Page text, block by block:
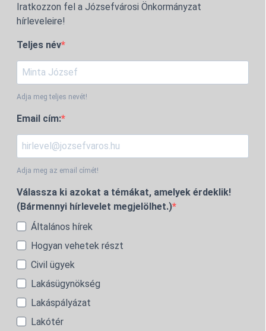
Iratkozzon fel a Józsefvárosi Önkormányzat
hírleveleire!
Teljes név
Adja meg teljes nevét!
Email cím:
Adja meg az email címét!
Válassza ki azokat a témákat, amelyek érdeklik!
(Bármennyi hírlevelet megjelölhet.)
Általános hírek
Hogyan vehetek részt
Civil ügyek
Lakásügynökség
Lakáspályázat
Lakótér